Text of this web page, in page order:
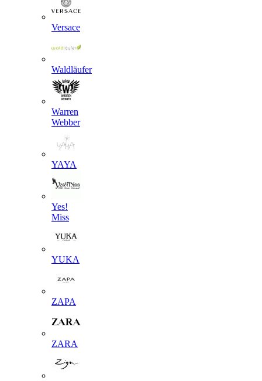
Versace
Waldläufer
Warren
Webber
YAYA
Yes!
Miss
YUKA
ZAPA
ZARA